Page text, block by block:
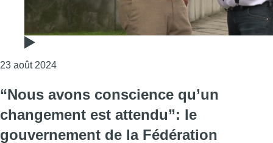
23 août 2024Consulter l'article "Bruxelles-Ville, Schaerbeek,
“Nous avons conscience qu’un
changement est attendu”: le
gouvernement de la Fédération